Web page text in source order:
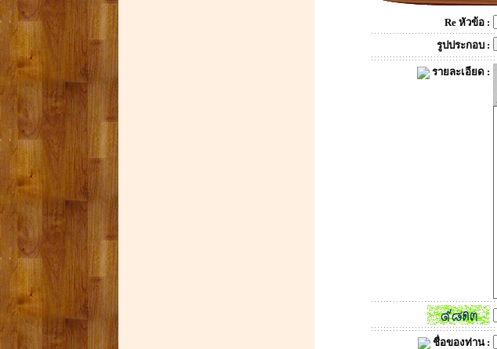
Re หัวข้อ :
รูปประกอบ :
รายละเอียด :
ชื่อของท่าน :